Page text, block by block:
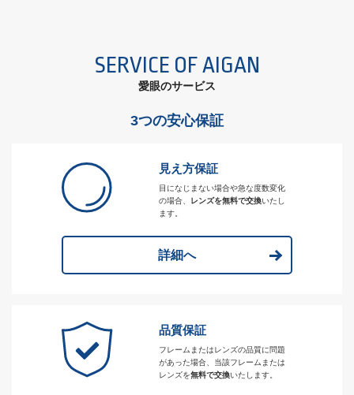
SERVICE OF AIGAN
愛眼のサービス
3つの安心保証
見え方保証
目になじまない場合や急な度数変化
の場合、
レンズを無料で交換いたし
ます。
詳細へ
品質保証
フレームまたはレンズの品質に問題
があった場合、当該フレームまたは
レンズを無料で交換いたします。